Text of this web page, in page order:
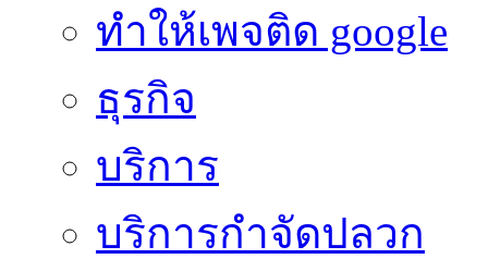
ทําให้เพจติด google
ธุรกิจ
บริการ
บริการกำจัดปลวก